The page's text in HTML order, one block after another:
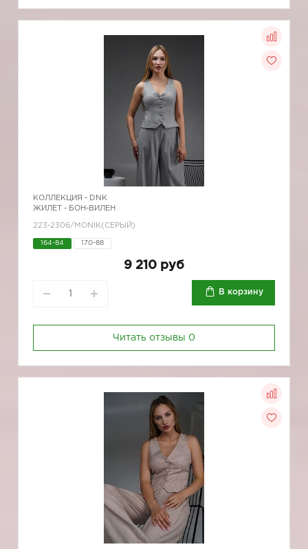
КОЛЛЕКЦИЯ - DNK
ЖИЛЕТ - БОН-ВИЛЕН
223-2306/MONIK(СЕРЫЙ)
164-84 170-88
9 210 руб
В корзину
Читать отзывы 0